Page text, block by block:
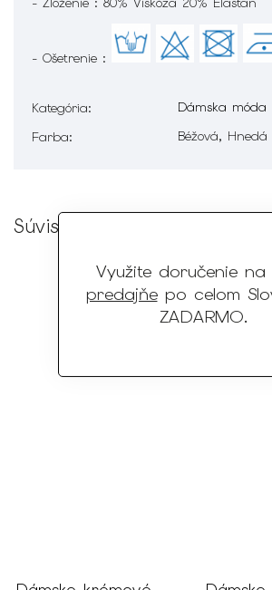
Využite doručenie na
predajňepo celom
ZADARMO.
- Ošetrenie :
Kategória:
Dámska móda
Farba: Béžová, Hnedá
Súvisiaci tovar